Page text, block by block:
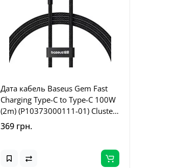
Дата кабель Baseus Gem Fast
Charging Type-C to Type-C 100W
(2m) (P10373000111-01) Cluster
Black
369 грн.